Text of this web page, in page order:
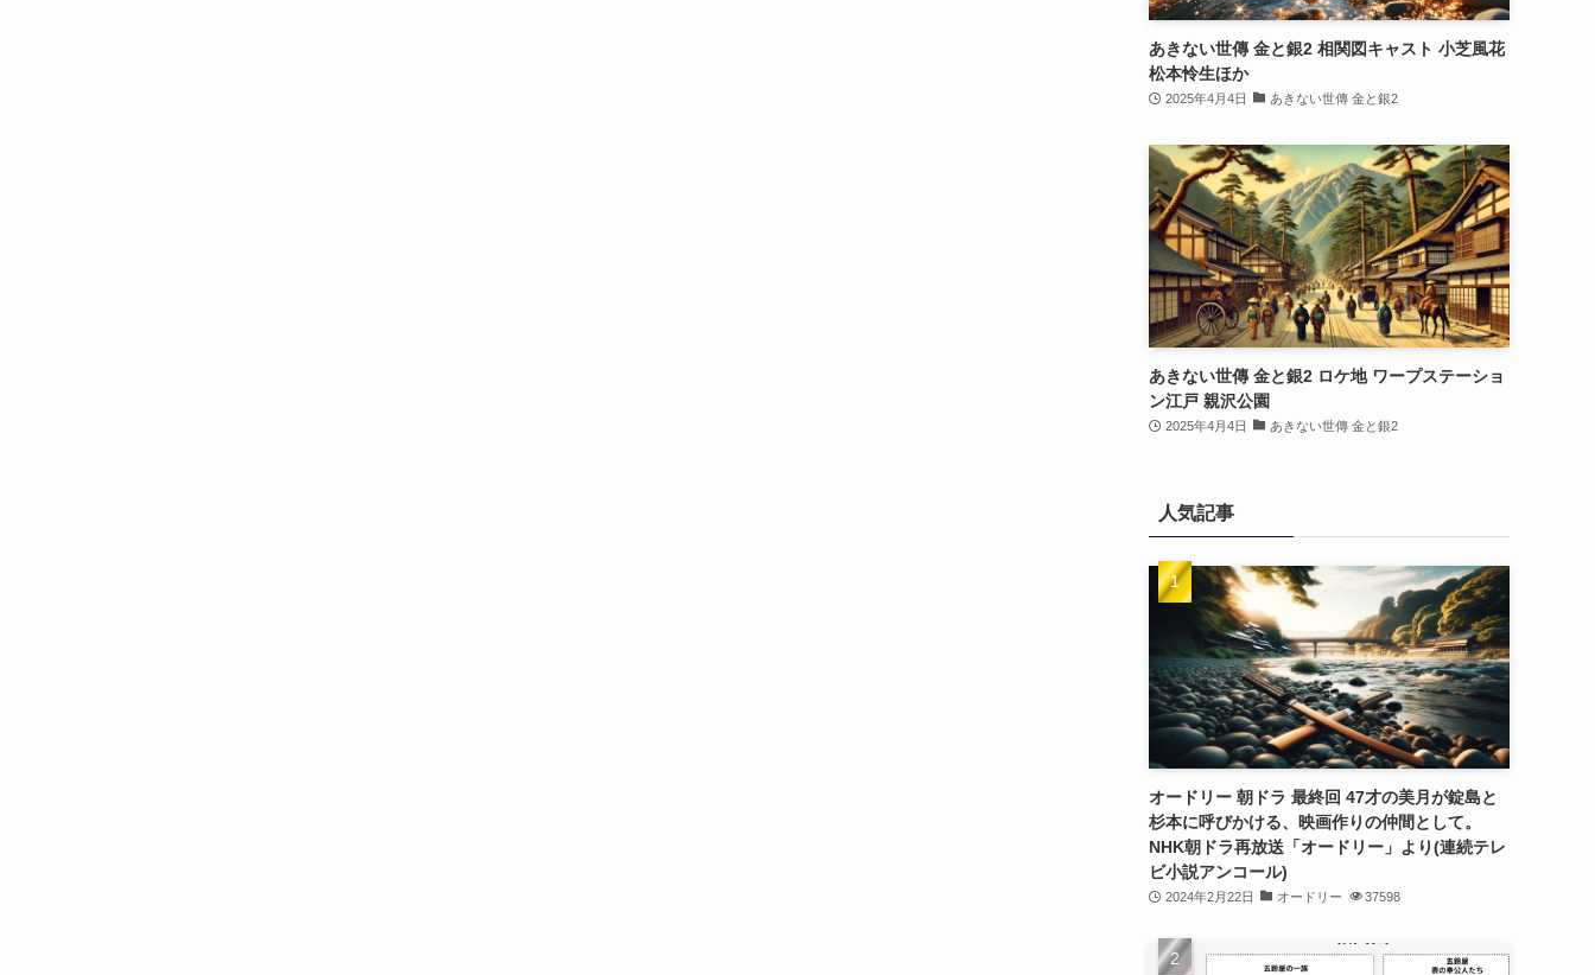
あきない世傳 金と銀2 相関図キャスト 小芝風花
松本怜生ほか
2025年4月4日 あきない世傳 金と銀2
あきない世傳 金と銀2 ロケ地 ワープステーショ
ン江戸 親沢公園
2025年4月4日 あきない世傳 金と銀2
人気記事
オードリー 朝ドラ 最終回 47才の美月が錠島と
杉本に呼びかける、映画作りの仲間として。
NHK朝ドラ再放送「オードリー」より(連続テレ
ビ小説アンコール)
2024年2月22日 オードリー 37598